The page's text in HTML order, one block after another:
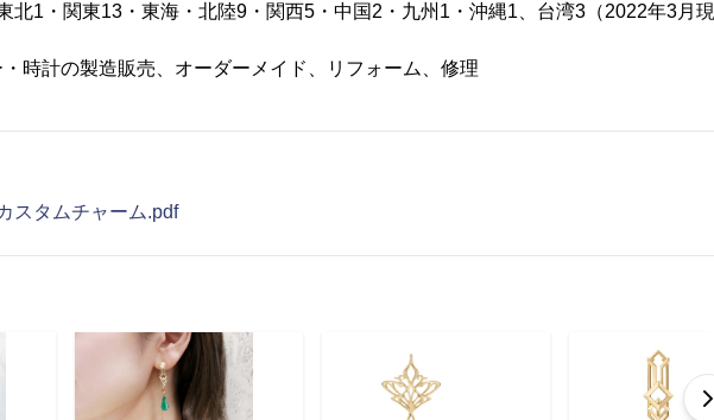
北1・関東13・東海・北陸9・関西5・中国2・九州1・沖縄1、台湾3（2022年3月現
時計の製造販売、オーダーメイド、リフォーム、修理
スタムチャーム.pdf